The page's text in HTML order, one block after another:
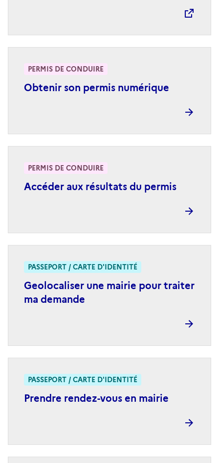
Obtenir son permis numérique
PERMIS DE CONDUIRE
Accéder aux résultats du permis
PERMIS DE CONDUIRE
Geolocaliser une mairie pour traiter
ma demande
PASSEPORT / CARTE D'IDENTITÉ
Prendre rendez-vous en mairie
PASSEPORT / CARTE D'IDENTITÉ